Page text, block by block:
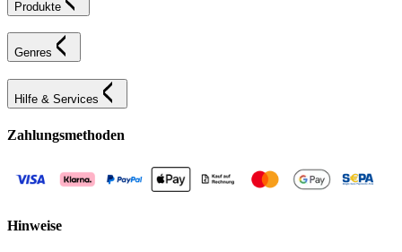
Produkte
Genres
Hilfe & Services
Zahlungsmethoden
Hinweise